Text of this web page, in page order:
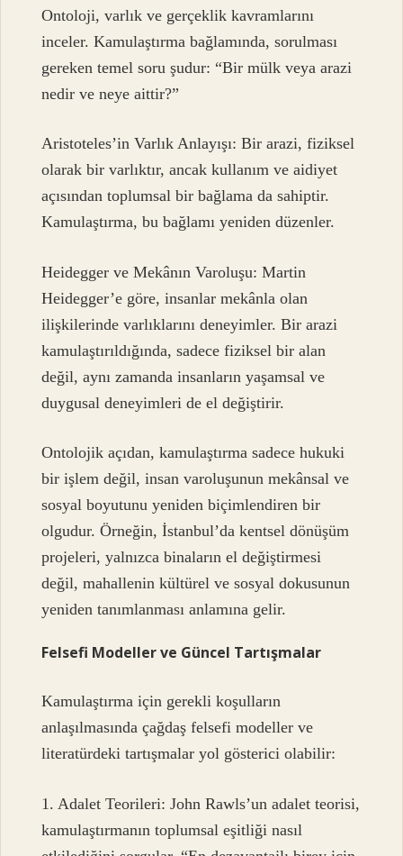
Ontoloji, varlık ve gerçeklik kavramlarını
inceler. Kamulaştırma bağlamında, sorulması
gereken temel soru şudur: “Bir mülk veya arazi
nedir ve neye aittir?”
Aristoteles’in Varlık Anlayışı: Bir arazi, fiziksel
olarak bir varlıktır, ancak kullanım ve aidiyet
açısından toplumsal bir bağlama da sahiptir.
Kamulaştırma, bu bağlamı yeniden düzenler.
Heidegger ve Mekânın Varoluşu: Martin
Heidegger’e göre, insanlar mekânla olan
ilişkilerinde varlıklarını deneyimler. Bir arazi
kamulaştırıldığında, sadece fiziksel bir alan
değil, aynı zamanda insanların yaşamsal ve
duygusal deneyimleri de el değiştirir.
Ontolojik açıdan, kamulaştırma sadece hukuki
bir işlem değil, insan varoluşunun mekânsal ve
sosyal boyutunu yeniden biçimlendiren bir
olgudur. Örneğin, İstanbul’da kentsel dönüşüm
projeleri, yalnızca binaların el değiştirmesi
değil, mahallenin kültürel ve sosyal dokusunun
yeniden tanımlanması anlamına gelir.
Felsefi Modeller ve Güncel Tartışmalar
Kamulaştırma için gerekli koşulların
anlaşılmasında çağdaş felsefi modeller ve
literatürdeki tartışmalar yol gösterici olabilir:
1. Adalet Teorileri: John Rawls’un adalet teorisi,
kamulaştırmanın toplumsal eşitliği nasıl